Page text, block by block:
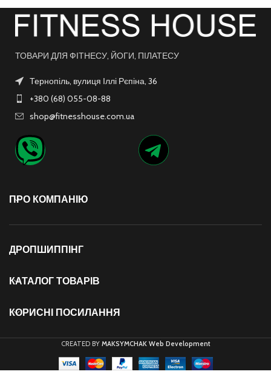
ТОВАРИ ДЛЯ ФІТНЕСУ, ЙОГИ, ПІЛАТЕСУ
Тернопіль, вулиця Іллі Рєпіна, 36
+380 (68) 055-08-88
shop@fitnesshouse.com.ua
ПРО КОМПАНІЮ
ДРОПШИППІНГ
КАТАЛОГ ТОВАРІВ
КОРИСНІ ПОСИЛАННЯ
CREATED BY MAKSYMCHAK Web Development